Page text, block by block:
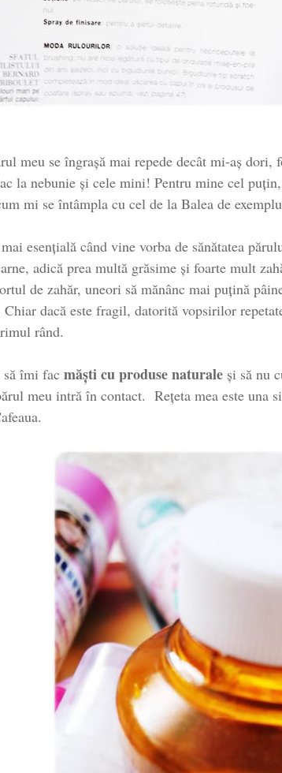
meu se îngrașă mai repede decât mi-aș dori,
la nebunie și cele mini! Pentru mine cel
mi se întâmpla cu cel de la Balea de
esențială când vine vorba de sănătatea
adică prea multă grăsime și foarte mult
de zahăr, uneori să mănânc mai puțină
dacă este fragil, datorită vopsirilor
rând.
să îmi fac măști cu produse naturale și să nu
meu intră în contact. Rețeta mea este una